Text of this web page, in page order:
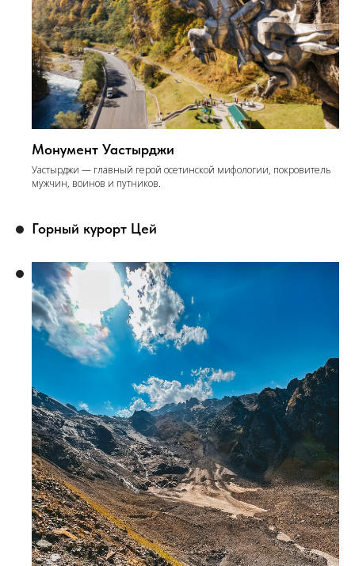
Монумент Уастырджи
Уастырджи — главный герой осетинской мифологии, покровитель
мужчин, воинов и путников.
Горный курорт Цей